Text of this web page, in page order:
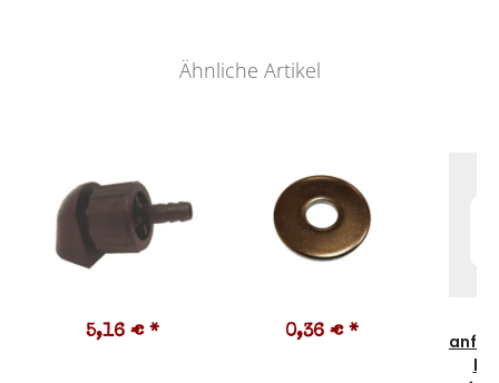
Ähnliche Artikel
5,16 € * 0,36 € *